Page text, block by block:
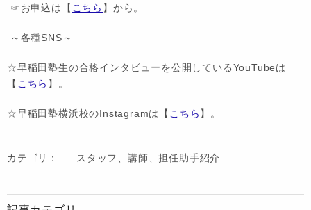
☞お申込は【 こちら 】から。
～各種SNS～
☆早稲田塾生の合格インタビューを公開しているYouTubeは
【 こちら 】。
☆早稲田塾横浜校のInstagramは【 こちら 】。
カテゴリ： スタッフ、講師、担任助手紹介